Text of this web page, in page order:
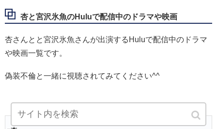
杏と宮沢氷魚のHuluで配信中のドラマや映画
杏さんとと宮沢氷魚さんが出演するHuluで配信中のドラマ
や映画一覧です。
偽装不倫と一緒に視聴されてみてください^^